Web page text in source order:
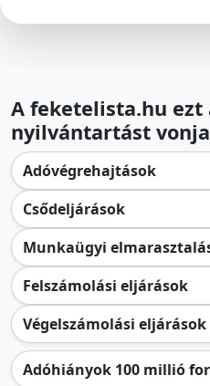
A feketelista.hu ezt
nyilvántartást
Adóvégrehajtások
Csődeljárások
Munkaügyi
Felszámolási eljárások
Végelszámolási eljárások
Adóhiányok 100 millió